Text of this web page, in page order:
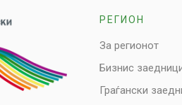
РЕГИОН
За регионот
Бизнис
Граѓански